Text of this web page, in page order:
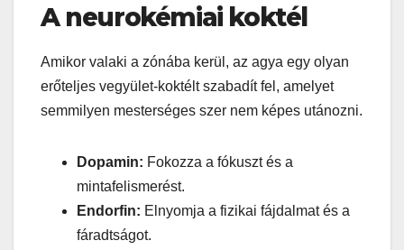
A neurokémiai koktél
Amikor valaki a zónába kerül, az agya egy olyan
erőteljes vegyület-koktélt szabadít fel, amelyet
semmilyen mesterséges szer nem képes utánozni.
Dopamin: Fokozza a fókuszt és a
mintafelismerést.
Endorfin: Elnyomja a fizikai fájdalmat és a
fáradtságot.